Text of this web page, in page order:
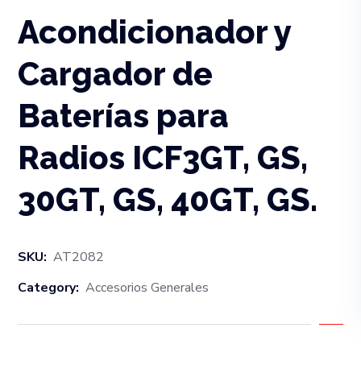
Acondicionador y
Cargador de
Baterías para
Radios ICF3GT, GS,
30GT, GS, 40GT, GS.
SKU: AT2082
Category: Accesorios Generales